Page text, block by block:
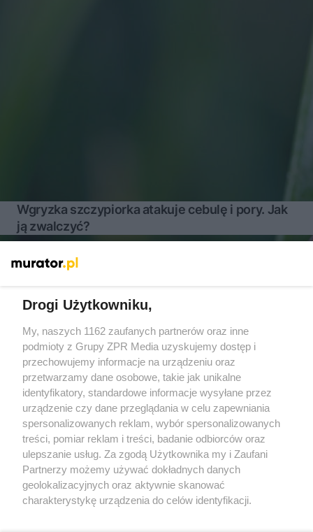
Wgryzka szczypiorka atakuje cebulę i pory. Jak
ją zwalczyć?
Żaden utwór zamieszczony w serwisie nie może być powielany i
rozpowszechniany lub dalej rozpowszechniany w jakikolwiek
sposób (w tym także elektroniczny lub mechaniczny) na
jakimkolwiek polu eksploatacji w jakiejkolwiek formie, włącznie z
umieszczaniem w Internecie bez pisemnej zgody właściciela praw.
Jakiekolwiek użycie lub wykorzystanie utworów w całości lub w
części z naruszeniem prawa, tzn. bez właściwej zgody, jest
zabronione pod groźbą kary i może być ścigane prawnie.
Drogi Użytkowniku,
My, naszych 1162 zaufanych partnerów oraz inne
podmioty z Grupy ZPR Media uzyskujemy dostęp i
przechowujemy informacje na urządzeniu oraz
przetwarzamy dane osobowe, takie jak unikalne
identyfikatory, standardowe informacje wysyłane przez
urządzenie czy dane przeglądania w celu zapewniania
spersonalizowanych reklam, wybór spersonalizowanych
treści, pomiar reklam i treści, badanie odbiorców oraz
ulepszanie usług. Za zgodą Użytkownika my i Zaufani
Partnerzy możemy używać dokładnych danych
geolokalizacyjnych oraz aktywnie skanować
charakterystykę urządzenia do celów identyfikacji.